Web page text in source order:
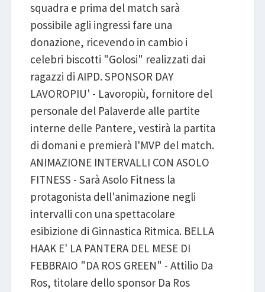
squadra e prima del match sarà
possibile agli ingressi fare una
donazione, ricevendo in cambio i
celebri biscotti "Golosi" realizzati dai
ragazzi di AIPD. SPONSOR DAY
LAVOROPIU' - Lavoropiù, fornitore del
personale del Palaverde alle partite
interne delle Pantere, vestirà la partita
di domani e premierà l'MVP del match.
ANIMAZIONE INTERVALLI CON ASOLO
FITNESS - Sarà Asolo Fitness la
protagonista dell'animazione negli
intervalli con una spettacolare
esibizione di Ginnastica Ritmica. BELLA
HAAK E' LA PANTERA DEL MESE DI
FEBBRAIO "DA ROS GREEN" - Attilio Da
Ros, titolare dello sponsor Da Ros